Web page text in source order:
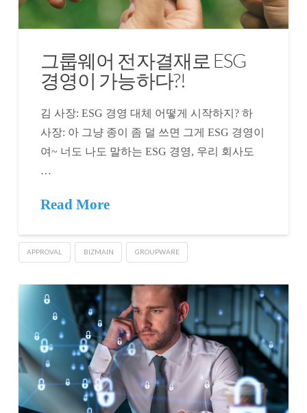
그룹웨어 전자결재로 ESG
경영이 가능하다?!
김 사장: ESG 경영 대체 어떻게 시작하지? 하
사장: 아 그냥 종이 좀 덜 쓰면 그게 ESG 경영이
여~ 너도 나도 말하는 ESG 경영, 우리 회사도
…
Read More
APPROVAL BIZMAIN GROUPWARE